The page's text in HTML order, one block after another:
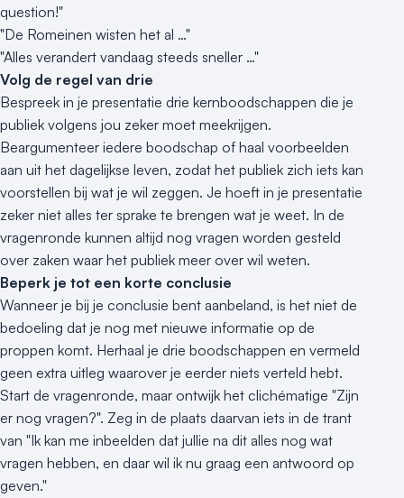
question!"
"De Romeinen wisten het al …"
"Alles verandert vandaag steeds sneller …"
Volg de regel van drie
Bespreek in je presentatie drie kernboodschappen die je
publiek volgens jou zeker moet meekrijgen.
Beargumenteer iedere boodschap of haal voorbeelden
aan uit het dagelijkse leven, zodat het publiek zich iets kan
voorstellen bij wat je wil zeggen. Je hoeft in je presentatie
zeker niet alles ter sprake te brengen wat je weet. In de
vragenronde kunnen altijd nog vragen worden gesteld
over zaken waar het publiek meer over wil weten.
Beperk je tot een korte conclusie
Wanneer je bij je conclusie bent aanbeland, is het niet de
bedoeling dat je nog met nieuwe informatie op de
proppen komt. Herhaal je drie boodschappen en vermeld
geen extra uitleg waarover je eerder niets verteld hebt.
Start de vragenronde, maar ontwijk het clichématige "Zijn
er nog vragen?". Zeg in de plaats daarvan iets in de trant
van "Ik kan me inbeelden dat jullie na dit alles nog wat
vragen hebben, en daar wil ik nu graag een antwoord op
geven."